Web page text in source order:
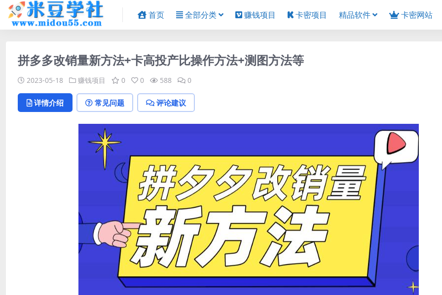
首页 全部分类 赚钱项目 卡密项目 精品软件 卡密网站
拼多多改销量新方法+卡高投产比操作方法+测图方法等
2023-05-18 赚钱项目 0 0 588 0
详情介绍 常见问题 评论建议